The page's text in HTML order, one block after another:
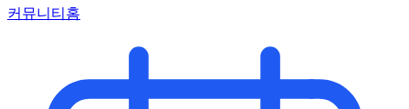
커뮤니티홈